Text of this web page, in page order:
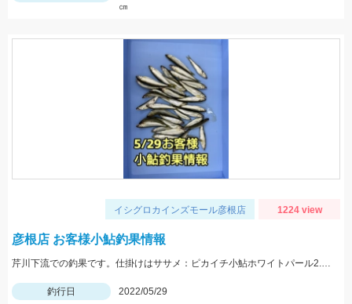
㎝
イシグロカインズモール彦根店 1224 view
彦根店 お客様小鮎釣果情報
芹川下流での釣果です。仕掛けはササメ：ピカイチ小鮎ホワイトパール2.5号がオススメです！
釣行日 2022/05/29